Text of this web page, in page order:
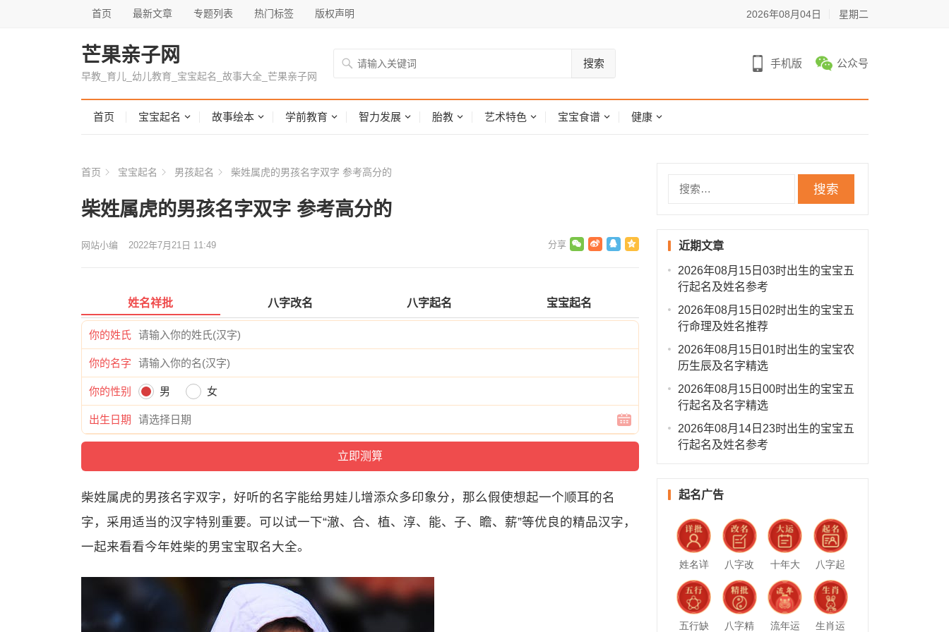
首页 最新文章 专题列表 热门标签 版权声明 2026年08月04日 星期二
芒果亲子网
早教_育儿_幼儿教育_宝宝起名_故事大全_芒果亲子网
搜索 手机版 公众号
首页 宝宝起名 故事绘本 学前教育 智力发展 胎教 艺术特色 宝宝食谱 健康
首页 宝宝起名 男孩起名 柴姓属虎的男孩名字双字 参考高分的
柴姓属虎的男孩名字双字 参考高分的
网站小编 2022年7月21日 11:49
姓名祥批 八字改名 八字起名 宝宝起名
你的姓氏
你的名字
你的性别 男 女
出生日期
柴姓属虎的男孩名字双字，好听的名字能给男娃儿增添众多印象分，那么假使想起一个顺耳的名
字，采用适当的汉字特别重要。可以试一下“澈、合、植、淳、能、子、瞻、薪”等优良的精品汉字，
一起来看看今年姓柴的男宝宝取名大全。
近期文章
2026年08月15日03时出生的宝宝五
行起名及姓名参考
2026年08月15日02时出生的宝宝五
行命理及姓名推荐
2026年08月15日01时出生的宝宝农
历生辰及名字精选
2026年08月15日00时出生的宝宝五
行起名及名字精选
2026年08月14日23时出生的宝宝五
行起名及姓名参考
起名广告
姓名详
批
八字改
名
十年大
运
八字起
名
五行缺 八字精 流年运 生肖运